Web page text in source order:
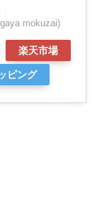
mokuzai)
楽天市場
ピング